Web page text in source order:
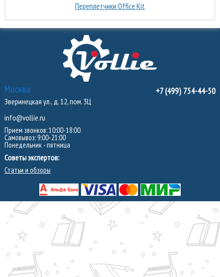
Переплетчики Office Kit
Москва
Зверинецкая ул., д. 12, пом. 3Ц
info@vollie.ru
Прием звонков: 10:00-18:00
Самовывоз: 9:00-21:00
Понедельник - пятница
Советы экспертов:
Статьи и обзоры
+7 (499) 754-44-50